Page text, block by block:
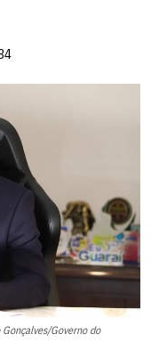
Governo do